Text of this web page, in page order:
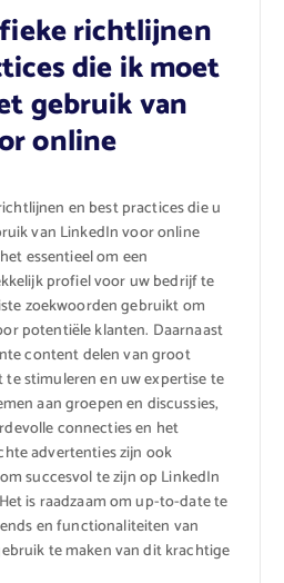
richtlijnen
die ik moet
gebruik van
online
en best practices die u
van LinkedIn voor online
essentieel om een
profiel voor uw bedrijf te
zoekwoorden gebruikt om
potentiële klanten. Daarnaast
content delen van groot
stimuleren en uw expertise te
aan groepen en discussies,
connecties en het
advertenties zijn ook
succesvol te zijn op LinkedIn
is raadzaam om up-to-date te
en functionaliteiten van
te maken van dit krachtige